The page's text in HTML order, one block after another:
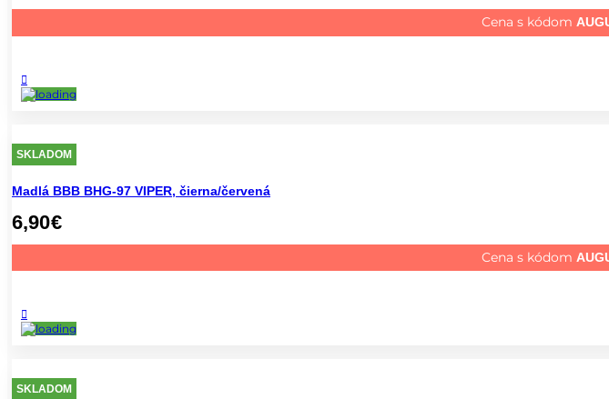
Cena s kódom
SKLADOM
Madlá BBB BHG-97 VIPER, čierna/červená
6,90€
Cena s kódom
SKLADOM